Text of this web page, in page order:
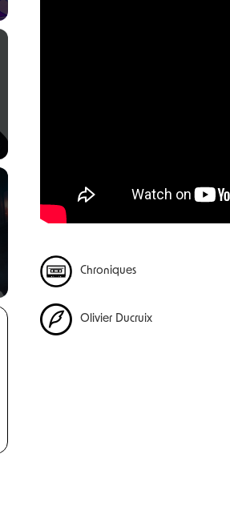
Chroniques
Olivier Ducruix